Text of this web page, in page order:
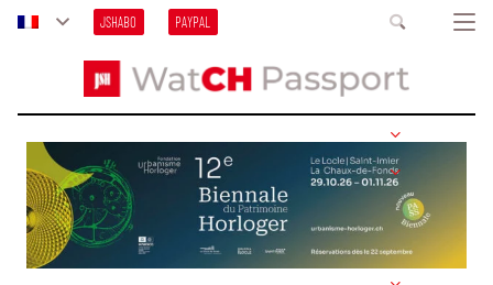
JSHABO PAYPAL